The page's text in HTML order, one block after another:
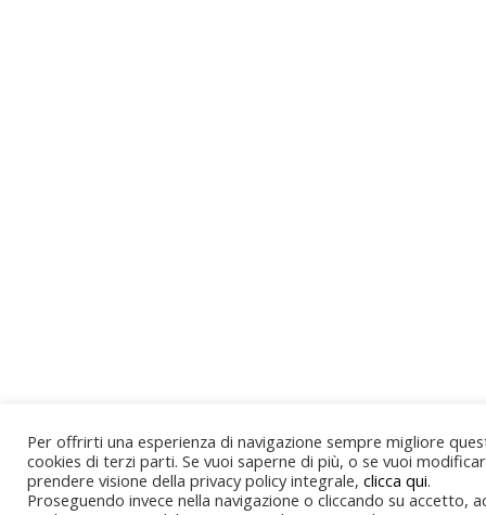
Per offrirti una esperienza di navigazione sempre migliore
cookies di terzi parti. Se vuoi saperne di più, o se vuoi
prendere visione della privacy policy integrale, clicca qui.
Proseguendo invece nella navigazione o cliccando su accetto,